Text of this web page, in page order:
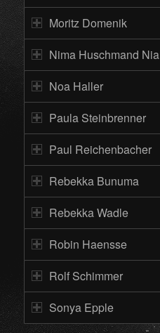
Moritz Domenik
Nima Huschmand Nia
Noa Haller
Paula Steinbrenner
Paul Reichenbacher
Rebekka Bunuma
Rebekka Wadle
Robin Haensse
Rolf Schimmer
Sonya Epple